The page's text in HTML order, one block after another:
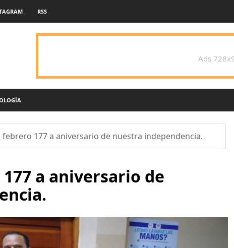
RSS
Ads
febrero 177 a aniversario de nuestra independencia.
a aniversario de